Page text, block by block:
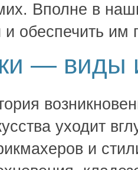
Вполне в
обеспечить им
— виды
уходит
и